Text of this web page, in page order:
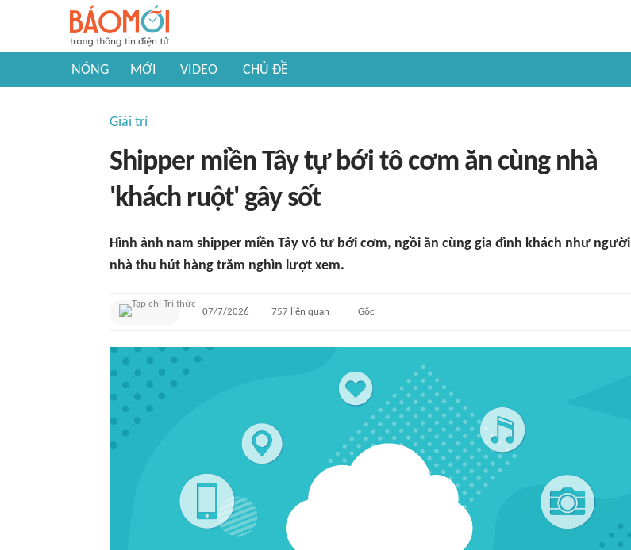
NÓNG MỚI VIDEO CHỦ ĐỀ
Giải trí
Shipper miền Tây tự bới tô cơm ăn cùng nhà
'khách ruột' gây sốt
Hình ảnh nam shipper miền Tây vô tư bới cơm, ngồi ăn cùng gia đình khách như người
nhà thu hút hàng trăm nghìn lượt xem.
07/7/2026 757 liên quan Gốc